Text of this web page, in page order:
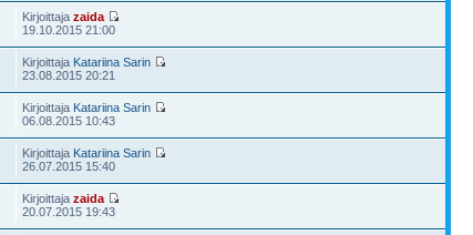
Kirjoittajazaida
19.10.2015 21:00
Kirjoittaja Katariina Sarin
23.08.2015 20:21
Kirjoittaja Katariina Sarin
06.08.2015 10:43
Kirjoittaja Katariina Sarin
26.07.2015 15:40
Kirjoittajazaida
20.07.2015 19:43